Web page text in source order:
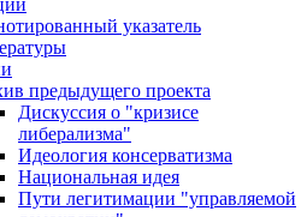
указатель
предыдущего проекта
Дискуссия о "кризисе
либерализма"
Идеология консерватизма
Национальная идея
Пути легитимации "управляемой